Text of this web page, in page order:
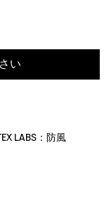
い
LABS：防風